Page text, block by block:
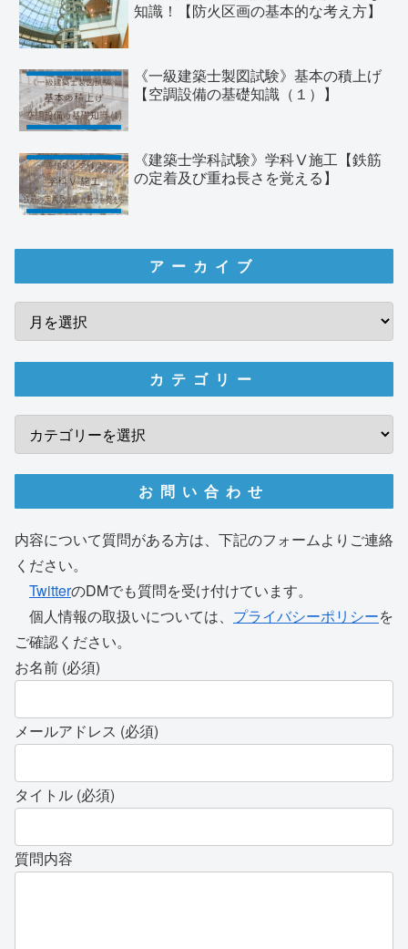
知識！【防火区画の基本的な考え方】
《一級建築士製図試験》基本の積上げ
【空調設備の基礎知識（１）】
《建築士学科試験》学科Ⅴ施工【鉄筋
の定着及び重ね長さを覚える】
アーカイブ
カテゴリー
お問い合わせ
内容について質問がある方は、下記のフォームよりご連絡
ください。
TwitterのDMでも質問を受け付けています。
個人情報の取扱いについては、 プライバシーポリシーを
ご確認ください。
お名前 (必須)
メールアドレス (必須)
タイトル (必須)
質問内容